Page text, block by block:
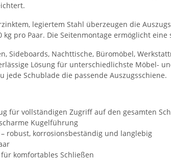
legiertem Stahl überzeugen die
kg pro Paar. Die Seitenmontage ermöglicht
Sideboards, Nachttische, Büromöbel,
Lösung für unterschiedlichste Möbel-
jede Schublade die passende Auszugsschiene.
für vollständigen Zugriff auf den gesamten
Kugelführung
robust, korrosionsbeständig und langlebig
komfortables Schließen